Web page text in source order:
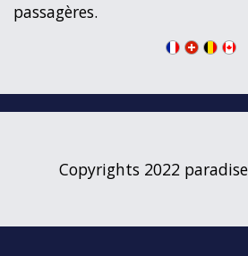
passagères.
Copyrights 2022